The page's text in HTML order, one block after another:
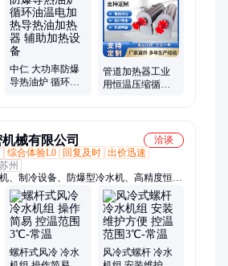
加热器、防爆管道加热器、防爆空气加热
风炉、井口加热器、高压加热器、导热油
釜导热油炉
中仁 大功率防爆
导热油炉 循环油
管道加热器工业
用恒温压缩循环
械有限公司
洽谈
综合体验L0 回复及时 出价迅速
州
、制冷设备、防爆型冷水机、高精度恒温
螺杆式冷水机、风冷式冷水机、水冷式冷
热一体机、水冷机、恒温机、冷水机组、
、水冷式螺杆冷水机组、风冷式螺杆冷水
水冷式螺杆低温冷冻机、螺杆式冷水机
式螺杆冷水机组、风冷式控温机
螺杆式风冷 冷水
风冷式螺杆 冷水